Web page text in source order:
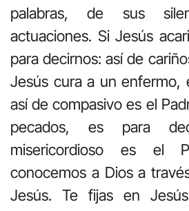
palabras, de sus
actuaciones. Si Jesús
para decirnos: así de
Jesús cura a un enfermo,
así de compasivo es el
pecados, es para
misericordioso es el
conocemos a Dios a
Jesús. Te fijas en